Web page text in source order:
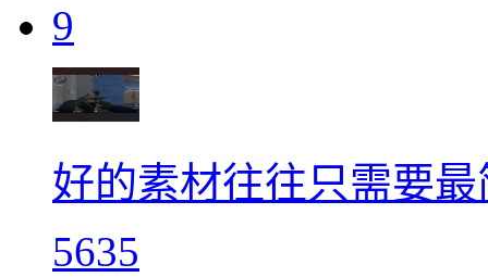
9
好的素材往往只需要
5635